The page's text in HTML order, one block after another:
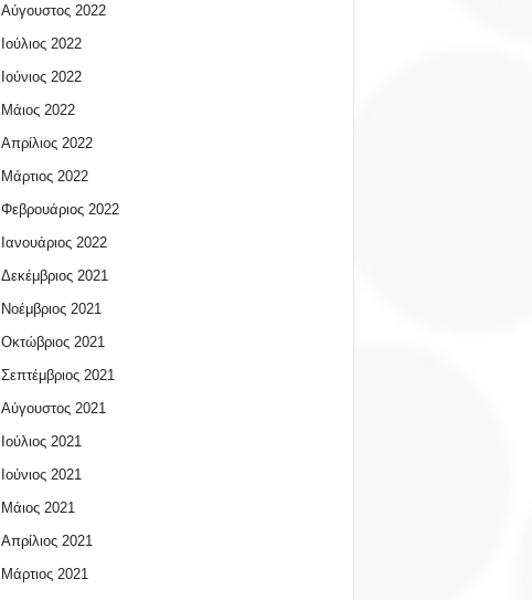
Αύγουστος 2022
Ιούλιος 2022
Ιούνιος 2022
Μάιος 2022
Απρίλιος 2022
Μάρτιος 2022
Φεβρουάριος 2022
Ιανουάριος 2022
Δεκέμβριος 2021
Νοέμβριος 2021
Οκτώβριος 2021
Σεπτέμβριος 2021
Αύγουστος 2021
Ιούλιος 2021
Ιούνιος 2021
Μάιος 2021
Απρίλιος 2021
Μάρτιος 2021